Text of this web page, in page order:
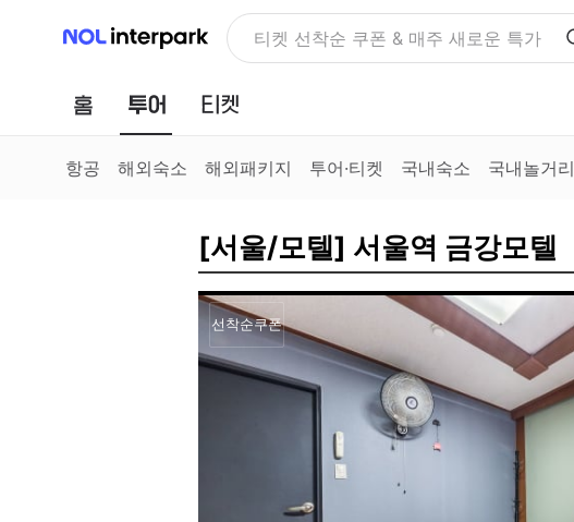
NOL 인터파크 NOLDAY, 최대 70% 여행 혜택
홈 투어
항공 해외숙소 해외패키지 투어·티켓 국내숙소 국내놀거리
[서울/모텔] 서울역 금강모텔
선착순쿠폰